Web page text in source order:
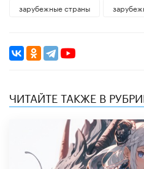
зарубежные страны
ЧИТАЙТЕ ТАКЖЕ В